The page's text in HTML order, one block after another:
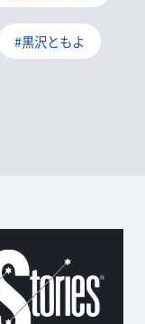
#黒沢ともよ